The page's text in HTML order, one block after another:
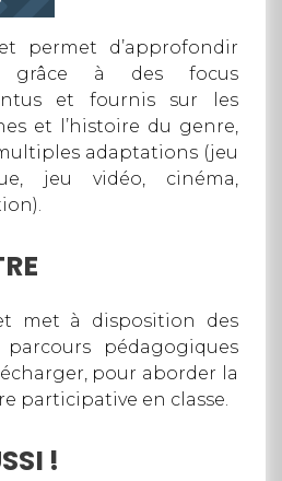
permet d’approfondir
grâce à des focus
et fournis sur les
et l’histoire du genre,
adaptations (jeu
jeu vidéo, cinéma,
met à disposition des
pédagogiques
pour aborder la
participative en classe.
!